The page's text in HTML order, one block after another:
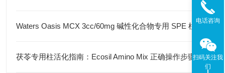
Waters Oasis MCX 3cc/60mg 碱性化合物专用 SPE 柱 的实用介绍
茯苓专用柱活化指南：Ecosil Amino Mix 正确操作步骤与注意事项
电话咨询
扫码关注我
们